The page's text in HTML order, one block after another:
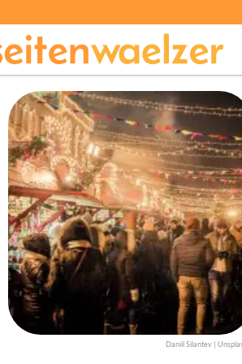
Daniil Silantev |